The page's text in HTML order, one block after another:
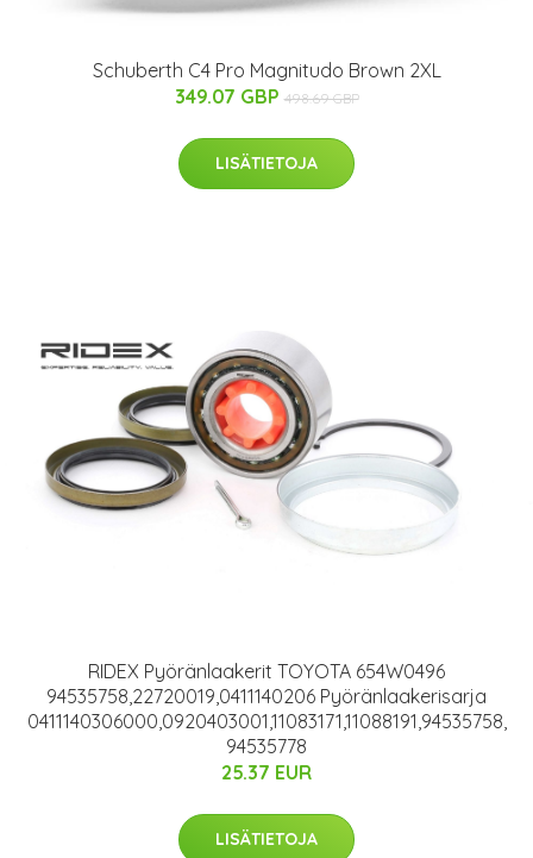
Schuberth C4 Pro Magnitudo Brown 2XL
349.07 GBP 498.69 GBP
LISÄTIETOJA
RIDEX Pyöränlaakerit TOYOTA 654W0496
94535758,22720019,0411140206 Pyöränlaakerisarja
0411140306000,0920403001,11083171,11088191,94535758,
94535778
25.37 EUR
LISÄTIETOJA